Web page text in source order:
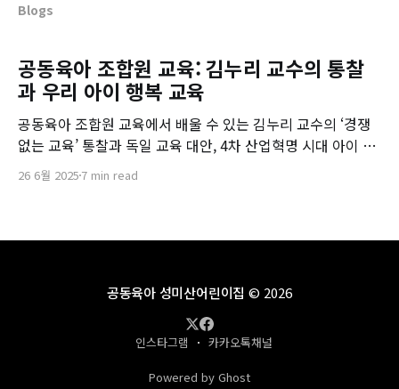
Blogs
공동육아 조합원 교육: 김누리 교수의 통찰
과 우리 아이 행복 교육
공동육아 조합원 교육에서 배울 수 있는 김누리 교수의 ‘경쟁
없는 교육’ 통찰과 독일 교육 대안, 4차 산업혁명 시대 아이 행
복 교육 방향을 제시합니다.
26 6월 2025 7 min read
공동육아 성미산어린이집 © 2026
인스타그램 카카오톡채널
Powered by Ghost